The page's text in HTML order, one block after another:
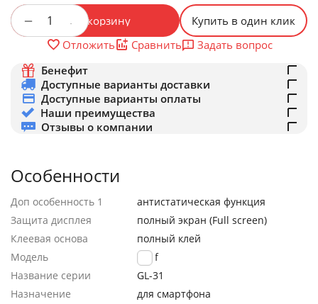
+
− В корзину
Купить в один клик
Отложить
Сравнить
Задать вопрос
Бенефит
Доступные варианты доставки
Доступные варианты оплаты
Наши преимущества
Отзывы о компании
Особенности
Доп особенность 1
антистатическая функция
Защита дисплея
полный экран (Full screen)
Клеевая основа
полный клей
Модель
Wolf
Название серии
GL-31
Назначение
для смартфона